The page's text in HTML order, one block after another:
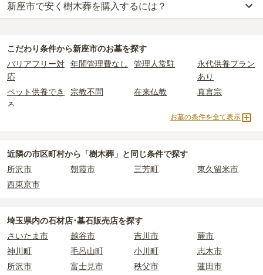
新座市での購入費用の目安は、樹木葬が約46万円
樹木葬・納骨堂・永代供養墓は、基本的に墓石代がかからず、永代
なお、お墓によっては以下の費用が別途かかる場合があります。
・
：お墓を新しく建てた際に行う儀式のための費
・納骨式の費用 ：お墓に遺骨を納める儀式のための費用。僧侶に渡
：お墓の管理費。契約後、毎年発生するケースがあり
正確な費用は、区画や石材の選び方によって大きく変わるため、見
積もりを取るまで確定しません。
現地見学では、担当者に「提示金額以外にかかる費用はないか」を
内を取り寄せることができます。
新座市で安く樹木葬を購入するには？
めいただけます。
する「合祀墓（ごうしぼ）」と呼ばれるタイプです。個別のお墓に
比べて省スペースで管理の手間がかからないため、費用が安く設定
されています。
価格の目安は、1名あたり5万円〜30万円程度です。
お墓を探すのがおすすめです。
こだわり条件から新座市のお墓を探す
バリアフリー対
応
年間管理費なし 管理人常駐
永代供養プラン
あり
ペット供養でき
る
宗教不問 在来仏教 真言宗
永代供養墓
公営霊園
3人用区画あり
お墓の条件を全て表示
近隣の市区町村から 「樹木葬」と 同じ条件で探す
所沢市
朝霞市 三芳町
東久留米市
西東京市
埼玉県内の石材店･墓石販売店を探す
さいたま市
越谷市 吉川市
蕨市
神川町
毛呂山町 小川町
志木市
所沢市
富士見市 秩父市 蓮田市